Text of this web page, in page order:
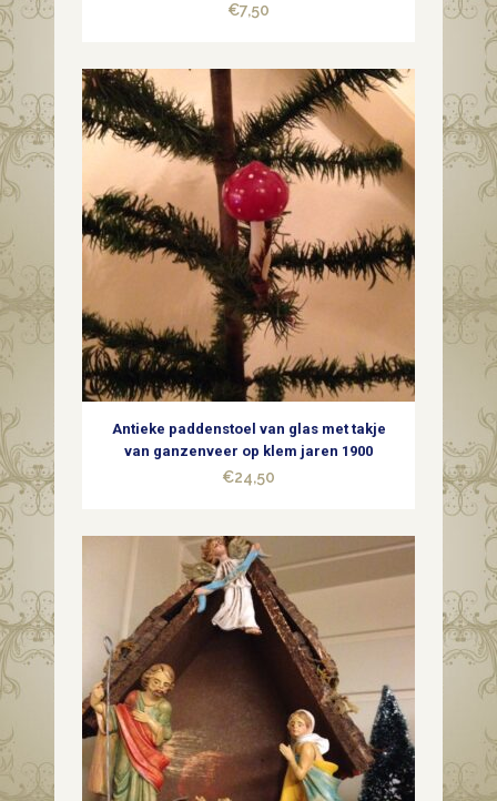
€7,50
Antieke paddenstoel van glas met takje
van ganzenveer op klem jaren 1900
€24,50